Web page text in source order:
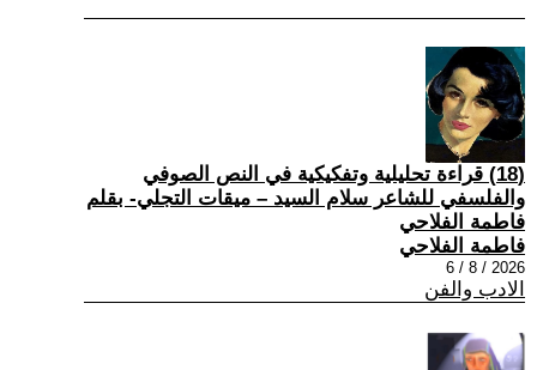
(18) قراءة تحليلية وتفكيكية في النص الصوفي
والفلسفي للشاعر سلام السيد – ميقات التجلي- بقلم
فاطمة الفلاحي
فاطمة الفلاحي
2026 / 8 / 6
الادب والفن